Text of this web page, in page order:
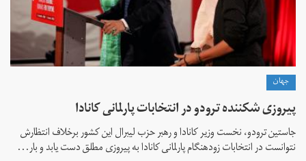
جهان
پیروزی شکننده ترودو در انتخابات پارلمانی کانادا
جاستین ترودو، نخست وزیر کانادا و رهبر حزب لیبرال این کشور برخلاف انتظارش
نتوانست در انتخابات زود‌هنگام پارلمانی کانادا به پیروزی مطلق دست یابد و بار...